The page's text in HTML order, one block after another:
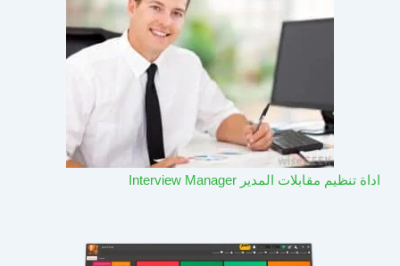
اداة تنظيم مقابلات المدير Interview Manager